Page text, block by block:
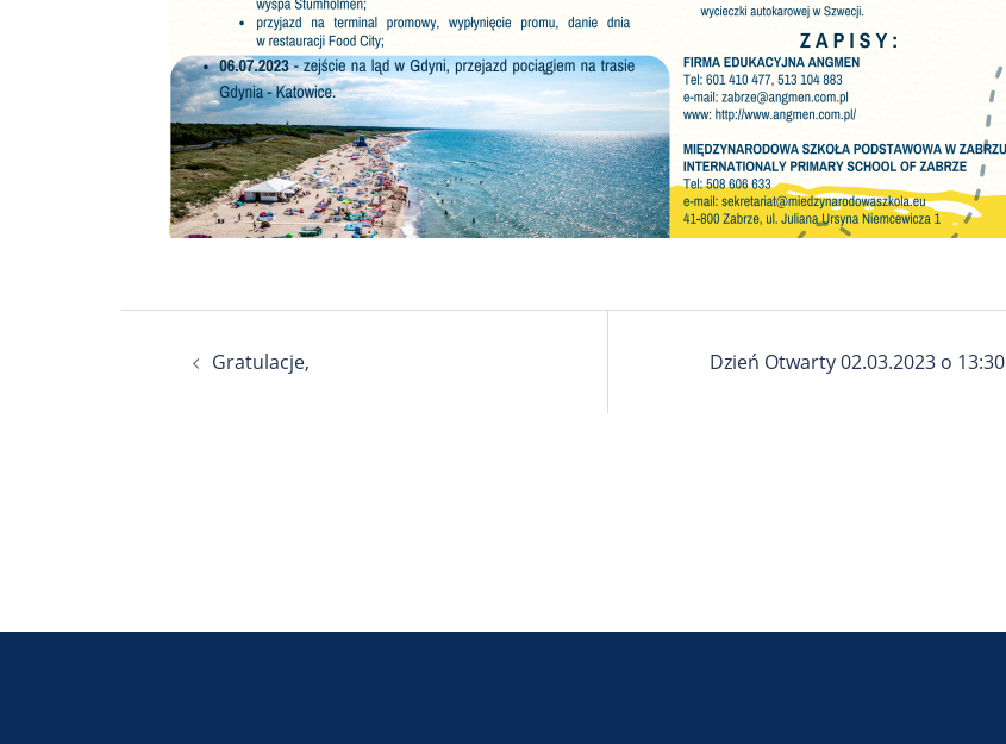
wpisuGratulacje, Dzień Otwarty 02.03.2023 o 13:30